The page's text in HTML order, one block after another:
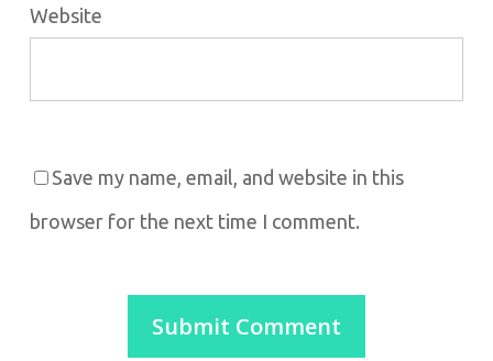
Website
Save my name, email, and website in this
browser for the next time I comment.